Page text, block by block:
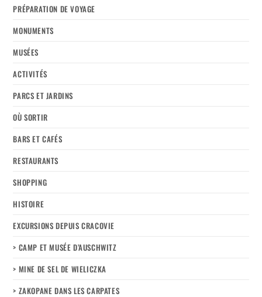
PRÉPARATION DE VOYAGE
MONUMENTS
MUSÉES
ACTIVITÉS
PARCS ET JARDINS
OÙ SORTIR
BARS ET CAFÉS
RESTAURANTS
SHOPPING
HISTOIRE
EXCURSIONS DEPUIS CRACOVIE
> CAMP ET MUSÉE D’AUSCHWITZ
> MINE DE SEL DE WIELICZKA
> ZAKOPANE DANS LES CARPATES